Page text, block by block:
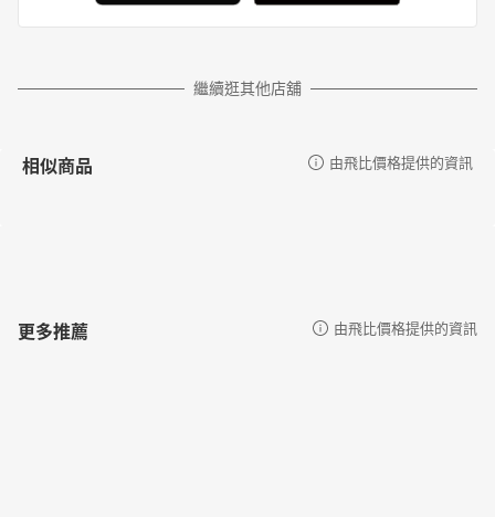
繼續逛其他店舖
相似商品 由飛比價格提供的資訊
更多推薦 由飛比價格提供的資訊